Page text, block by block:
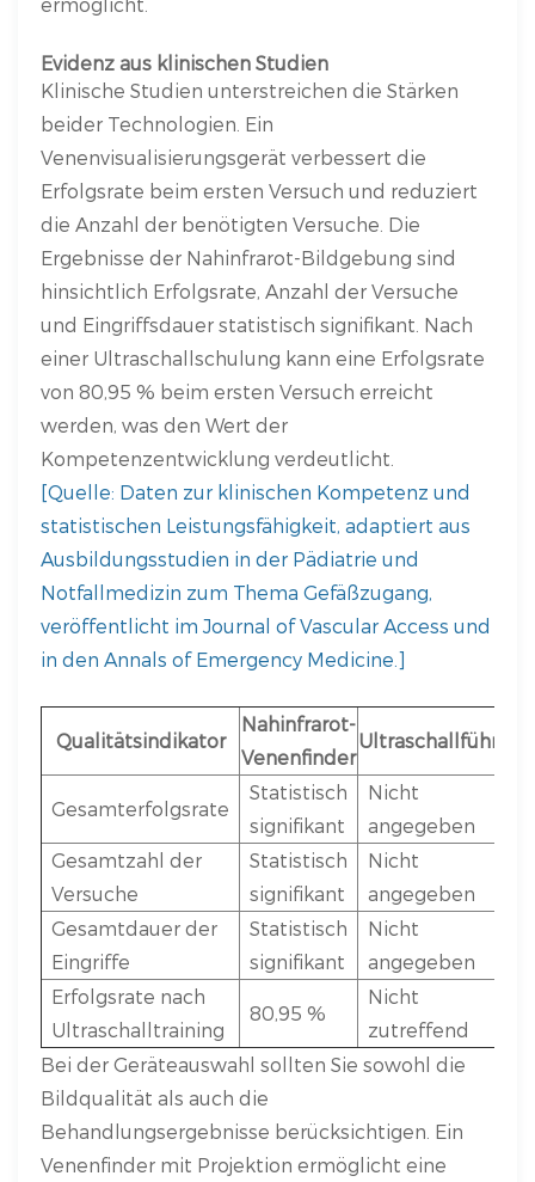
Evidenz aus klinischen Studien
Klinische Studien unterstreichen die Stärken
beider Technologien. Ein
Venenvisualisierungsgerät verbessert die
Erfolgsrate beim ersten Versuch und reduziert
die Anzahl der benötigten Versuche. Die
Ergebnisse der Nahinfrarot-Bildgebung sind
hinsichtlich Erfolgsrate, Anzahl der Versuche
und Eingriffsdauer statistisch signifikant. Nach
einer Ultraschallschulung kann eine Erfolgsrate
von 80,95 % beim ersten Versuch erreicht
werden, was den Wert der
Kompetenzentwicklung verdeutlicht.
[Quelle: Daten zur klinischen Kompetenz und
statistischen Leistungsfähigkeit, adaptiert aus
Ausbildungsstudien in der Pädiatrie und
Notfallmedizin zum Thema Gefäßzugang,
veröffentlicht im Journal of Vascular Access und
in den Annals of Emergency Medicine.]
Qualitätsindikator
Nahinfrarot-
Venenfinder
Ultraschallführung
Gesamterfolgsrate
Statistisch
signifikant
Nicht
angegeben
Gesamtzahl der
Versuche
Statistisch
signifikant
Nicht
angegeben
Gesamtdauer der
Eingriffe
Statistisch
signifikant
Nicht
angegeben
Erfolgsrate nach
Ultraschalltraining
80,95 %
Nicht
zutreffend
Bei der Geräteauswahl sollten Sie sowohl die
Bildqualität als auch die
Behandlungsergebnisse berücksichtigen. Ein
Venenfinder mit Projektion ermöglicht eine